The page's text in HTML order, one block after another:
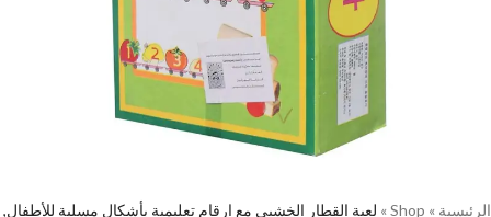
الرئيسية »
Shop
» لعبة القطار الخشبي مع ارقام تعليمية بأشكال مسلية للأطفال,